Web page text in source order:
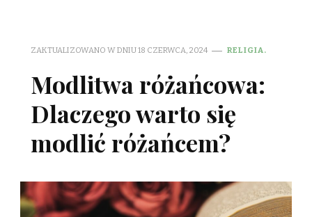
ZAKTUALIZOWANO W DNIU18 CZERWCA, 2024 RELIGIA.
Modlitwa różańcowa:
Dlaczego warto się
modlić różańcem?